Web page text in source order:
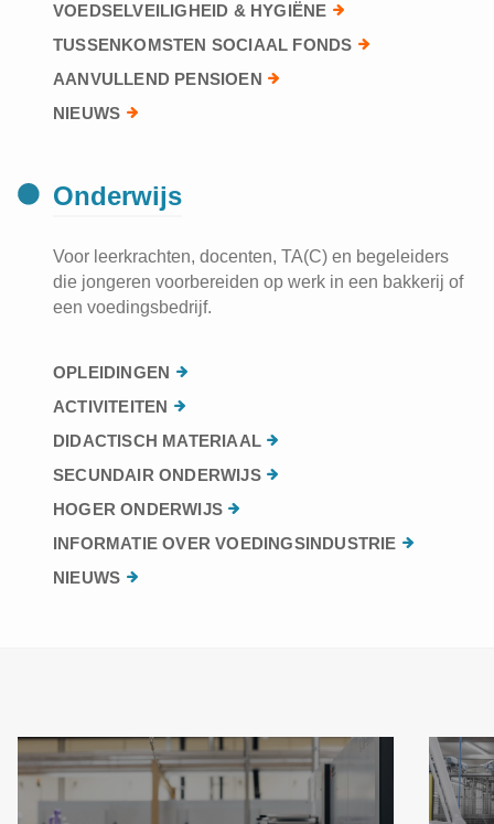
VOEDSELVEILIGHEID & HYGIËNE
TUSSENKOMSTEN SOCIAAL FONDS
AANVULLEND PENSIOEN
NIEUWS
Onderwijs
Voor leerkrachten, docenten, TA(C) en begeleiders
die jongeren voorbereiden op werk in een bakkerij of
een voedingsbedrijf.
OPLEIDINGEN
ACTIVITEITEN
DIDACTISCH MATERIAAL
SECUNDAIR ONDERWIJS
HOGER ONDERWIJS
INFORMATIE OVER VOEDINGSINDUSTRIE
NIEUWS